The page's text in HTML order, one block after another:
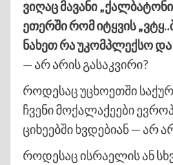
ვიღაც მავანი
ეთერში რომ იტყვის
ნახეთ რა უკომპლექსო
— არ არის გასაკვირი?
როდესაც უცხოეთში
ჩვენი მოქალაქეები
ციხეებში ხვდებიან — არ
როდესაც ისრაელის ან